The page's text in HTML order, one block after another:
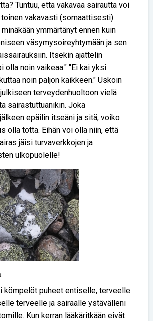
Tuntuu, että vakavaa sairautta voi
toinen vakavasti (somaattisesti)
ymmärtänyt ennen kuin
väsymysoireyhtymään ja sen
Itsekin ajattelin
olla noin vaikeaa." "Ei kai yksi
noin paljon kaikkeen." Uskoin
terveydenhuoltoon vielä
sairastuttuanikin. Joka
epäilin itseäni ja sitä, voiko
olla totta. Eihän voi olla niin, että
jäisi turvaverkkojen ja
ulkopuolelle!
kömpelöt puheet entiselle, terveelle
terveelle ja sairaalle ystävälleni
Kun kerran lääkäritkään eivät